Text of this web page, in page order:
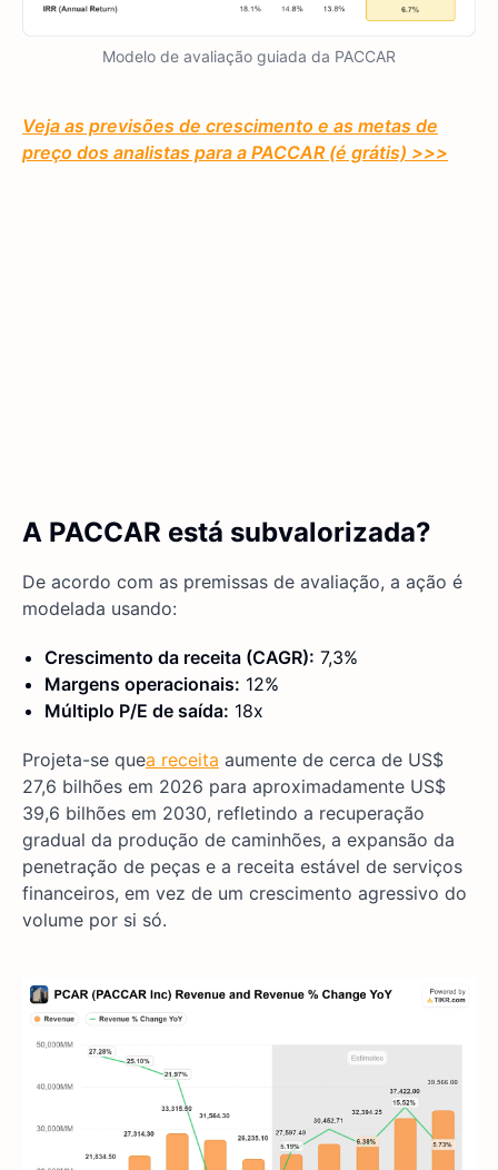
Modelo de avaliação guiada da PACCAR
Veja as previsões de crescimento e as metas de
preço dos analistas para a PACCAR (é grátis) >>>
A PACCAR está subvalorizada?
De acordo com as premissas de avaliação, a ação é
modelada usando:
Crescimento da receita (CAGR): 7,3%
Margens operacionais: 12%
Múltiplo P/E de saída: 18x
Projeta-se quea receita aumente de cerca de US$
27,6 bilhões em 2026 para aproximadamente US$
39,6 bilhões em 2030, refletindo a recuperação
gradual da produção de caminhões, a expansão da
penetração de peças e a receita estável de serviços
financeiros, em vez de um crescimento agressivo do
volume por si só.